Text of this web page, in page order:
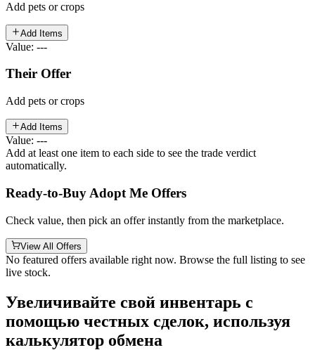
Add pets or crops
Add Items
Value: ---
Their Offer
Add pets or crops
Add Items
Value: ---
Add at least one item to each side to see the trade verdict
automatically.
Ready-to-Buy Adopt Me Offers
Check value, then pick an offer instantly from the marketplace.
View All Offers
No featured offers available right now. Browse the full listing to see
live stock.
Увеличивайте свой инвентарь с
помощью честных сделок, используя
калькулятор обмена